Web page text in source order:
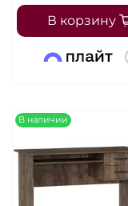
В корзину
В наличии